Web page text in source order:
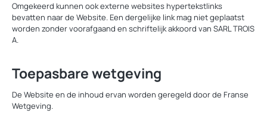
Omgekeerd kunnen ook externe websites hypertekstlinks
bevatten naar de Website. Een dergelijke link mag niet geplaatst
worden zonder voorafgaand en schriftelijk akkoord van SARL TROIS
A.
Toepasbare wetgeving
De Website en de inhoud ervan worden geregeld door de Franse
Wetgeving.